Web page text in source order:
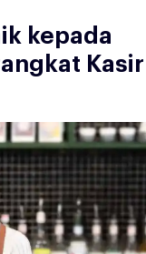
kepada
Kasir